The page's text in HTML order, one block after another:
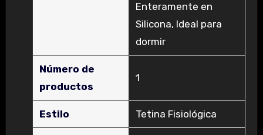
Enteramente en
Silicona, Ideal para
dormir
Número de
productos
‎1
Estilo ‎Tetina Fisiológica